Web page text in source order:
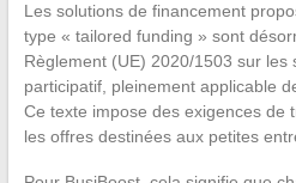
Les solutions de financement
type « tailored funding » sont
Règlement (UE) 2020/1503 sur les
participatif, pleinement applicable
Ce texte impose des exigences de
les offres destinées aux petites